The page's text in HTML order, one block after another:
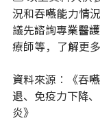
況和吞嚥能力情
議先諮詢專業醫
療師等，了解更多
資料來源︰《吞
退、免疫力下降
炎》